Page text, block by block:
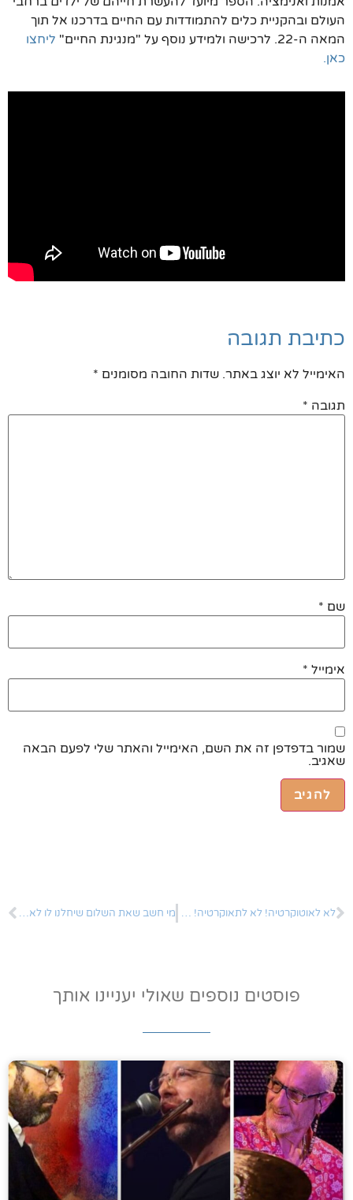
העולם ובהקניית כלים להתמודדות עם החיים בדרכנו אל תוך
המאה ה-22. לרכישה ולמידע נוסף על "מנגינת החיים"
ליחצו
כאן.
כתיבת תגובה
האימייל לא יוצג באתר. שדות החובה מסומנים *
תגובה *
שם *
אימייל *
שמור בדפדפן זה את השם, האימייל והאתר שלי לפעם הבאה
שאגיב.
לא לאוטוקרטיה! לא לתאוקרטיה! כן לדמוקרטיה! מי חשב שאת השלום שיחלנו לו לא נמצא בגבולות המדינה?!
פוסטים נוספים שאולי יעניינו אותך